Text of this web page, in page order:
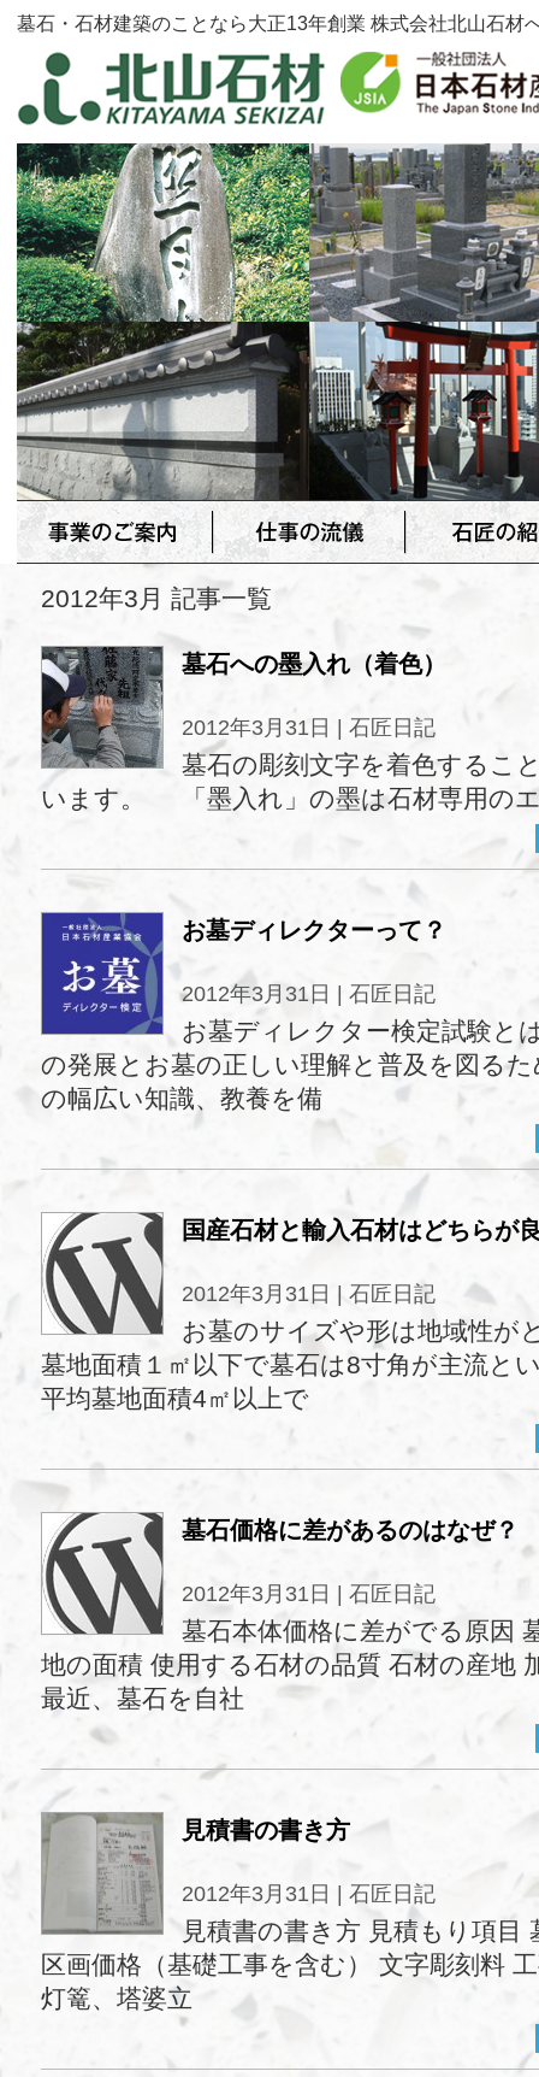
墓石・石材建築のことなら大正13年創業 株式会社北山石材
2012年3月 記事一覧
墓石への墨入れ（着色）
2012年3月31日 | 石匠日記
墓石の彫刻文字を着色するこ
います。 「墨入れ」の墨は石材専用の
お墓ディレクターって？
2012年3月31日 | 石匠日記
お墓ディレクター検定試験と
の発展とお墓の正しい理解と普及を図る
の幅広い知識、教養を備
国産石材と輸入石材はどちらが
2012年3月31日 | 石匠日記
お墓のサイズや形は地域性が
墓地面積１㎡以下で墓石は8寸角が主流と
平均墓地面積4㎡以上で
墓石価格に差があるのはなぜ？
2012年3月31日 | 石匠日記
墓石本体価格に差がでる原因
地の面積 使用する石材の品質 石材の産地
最近、墓石を自社
見積書の書き方
2012年3月31日 | 石匠日記
見積書の書き方 見積もり項目
区画価格（基礎工事を含む） 文字彫刻料
灯篭、塔婆立